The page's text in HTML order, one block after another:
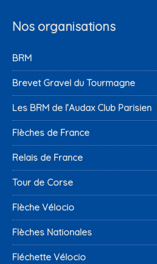
Nos organisations
BRM
Brevet Gravel du Tourmagne
Les BRM de l’Audax Club Parisien
Flèches de France
Relais de France
Tour de Corse
Flèche Vélocio
Flèches Nationales
Fléchette Vélocio